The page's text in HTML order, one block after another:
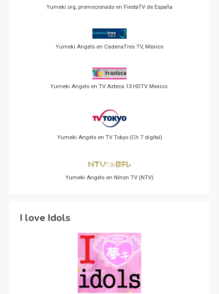
Yumeki.org, promocionado en FiestaTV de España
Yumeki Angels en CadenaTres TV, Mexico
Yumeki Angels en TV Azteca 13 HDTV Mexico.
Yumeki Angels en TV Tokyo (Ch 7 digital)
Yumeki Angels en Nihon TV (NTV)
I love Idols